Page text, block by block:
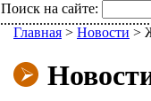
Поиск на сайте:
Главная > Новости >